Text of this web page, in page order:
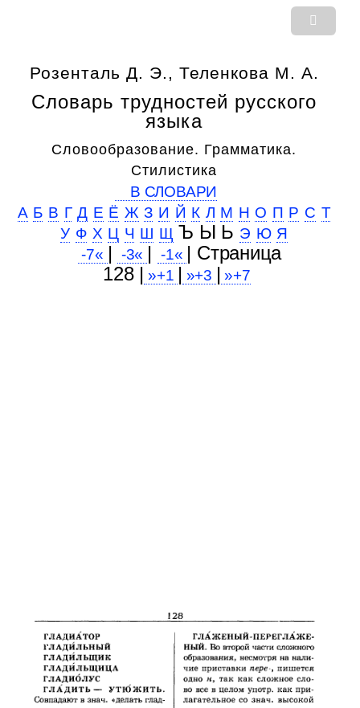
Розенталь Д. Э., Теленкова М. А.
Словарь трудностей русского
языка
Словообразование. Грамматика.
Стилистика
В СЛОВАРИ
А Б В Г Д Е Ё Ж З И Й К Л М Н О П Р С Т
У Ф Х Ц Ч Ш Щ Ъ Ы Ь Э Ю Я
-7« | -3« | -1« | Cтраница
128 | »+1 | »+3 | »+7